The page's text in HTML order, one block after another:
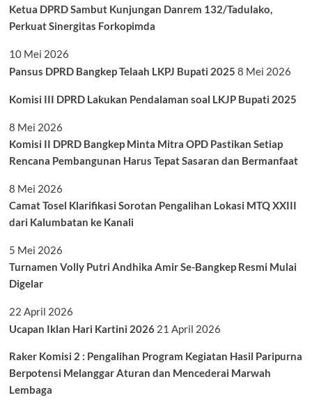
Ketua DPRD Sambut Kunjungan Danrem 132/Tadulako,
Perkuat Sinergitas Forkopimda
10 Mei 2026
Pansus DPRD Bangkep Telaah LKPJ Bupati 2025 8 Mei 2026
Komisi III DPRD Lakukan Pendalaman soal LKJP Bupati 2025
8 Mei 2026
Komisi II DPRD Bangkep Minta Mitra OPD Pastikan Setiap
Rencana Pembangunan Harus Tepat Sasaran dan Bermanfaat
8 Mei 2026
Camat Tosel Klarifikasi Sorotan Pengalihan Lokasi MTQ XXIII
dari Kalumbatan ke Kanali
5 Mei 2026
Turnamen Volly Putri Andhika Amir Se-Bangkep Resmi Mulai
Digelar
22 April 2026
Ucapan Iklan Hari Kartini 2026 21 April 2026
Raker Komisi 2 : Pengalihan Program Kegiatan Hasil Paripurna
Berpotensi Melanggar Aturan dan Mencederai Marwah
Lembaga